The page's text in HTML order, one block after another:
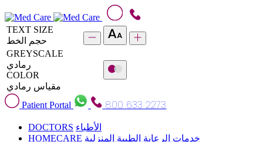
TEXT SIZE
حجم الخط
GREYSCALE
رمادي
COLOR
مقياس رمادي
Patient Portal
800 633 2273
DOCTORS الأطباء
HOMECARE خدمات الرعاية الطبية المنزلية